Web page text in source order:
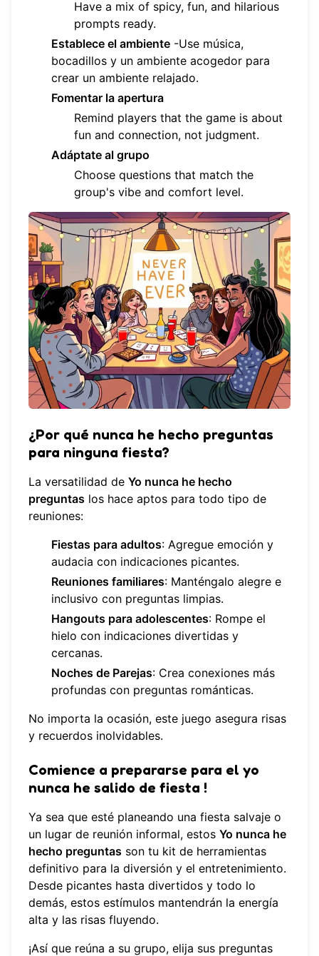
Have a mix of spicy, fun, and hilarious
prompts ready.
Establece el ambiente -Use música,
bocadillos y un ambiente acogedor para
crear un ambiente relajado.
Fomentar la apertura
Remind players that the game is about
fun and connection, not judgment.
Adáptate al grupo
Choose questions that match the
group's vibe and comfort level.
¿Por qué nunca he hecho preguntas
para ninguna fiesta?
La versatilidad de Yo nunca he hecho
preguntas los hace aptos para todo tipo de
reuniones:
Fiestas para adultos: Agregue emoción y
audacia con indicaciones picantes.
Reuniones familiares: Manténgalo alegre e
inclusivo con preguntas limpias.
Hangouts para adolescentes: Rompe el
hielo con indicaciones divertidas y
cercanas.
Noches de Parejas: Crea conexiones más
profundas con preguntas románticas.
No importa la ocasión, este juego asegura risas
y recuerdos inolvidables.
Comience a prepararse para el yo
nunca he salido de fiesta !
Ya sea que esté planeando una fiesta salvaje o
un lugar de reunión informal, estos Yo nunca he
hecho preguntas son tu kit de herramientas
definitivo para la diversión y el entretenimiento.
Desde picantes hasta divertidos y todo lo
demás, estos estímulos mantendrán la energía
alta y las risas fluyendo.
¡Así que reúna a su grupo, elija sus preguntas